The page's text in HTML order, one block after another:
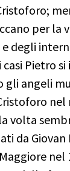
per la
e degli
Pietro
gli angeli
nel
volta
da Giovan
nel